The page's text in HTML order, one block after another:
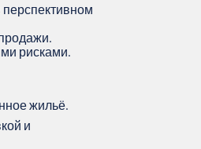
рисками.
жильё.
и